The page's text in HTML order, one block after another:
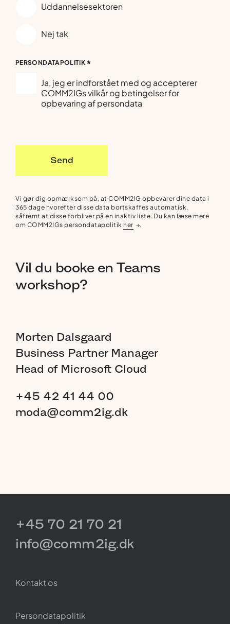
Uddannelsesektoren
Nej tak
PERSONDATAPOLITIK *
Ja, jeg er indforstået med og accepterer
COMM2IGs vilkår og betingelser for
opbevaring af persondata
Send
Vi gør dig opmærksom på, at COMM2IG opbevarer dine data i
365 dage hvorefter disse data bortskaffes automatisk,
såfremt at disse forbliver på en inaktiv liste. Du kan læse mere
om COMM2IGs persondatapolitik her →.
Vil du booke en Teams
workshop?
Morten Dalsgaard
Business Partner Manager
Head of Microsoft Cloud
+45 42 41 44 00
moda@comm2ig.dk
+45 70 21 70 21
info@comm2ig.dk
Kontakt os
Persondatapolitik